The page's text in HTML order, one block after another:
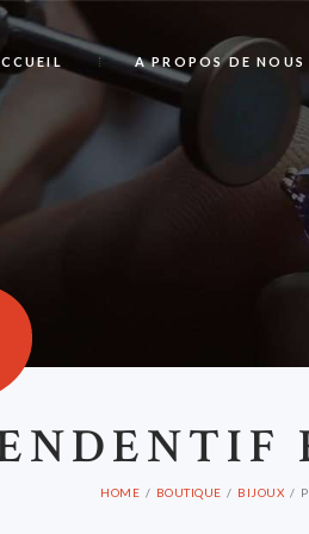
A PROPOS DE NOUS
HOME BOUTIQUE BIJOUX